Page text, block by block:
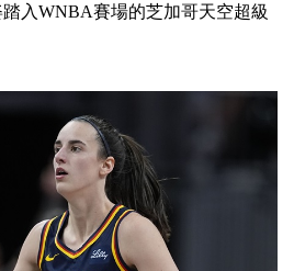
入WNBA賽場的芝加哥天空超級